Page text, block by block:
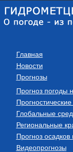
Главная
Новости
Прогнозы
Прогноз погоды
Глобальные
Региональные
Прогноз осадков
Видеопрогнозы